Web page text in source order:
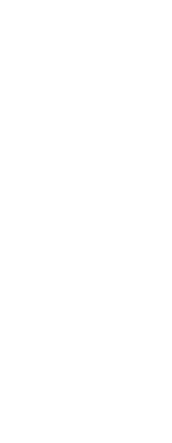
do pulmão são
no cancro da
na alimentação